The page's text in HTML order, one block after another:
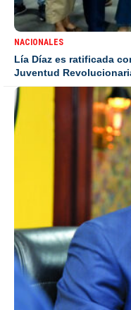
NACIONALES
Lía Díaz es ratificada
Juventud